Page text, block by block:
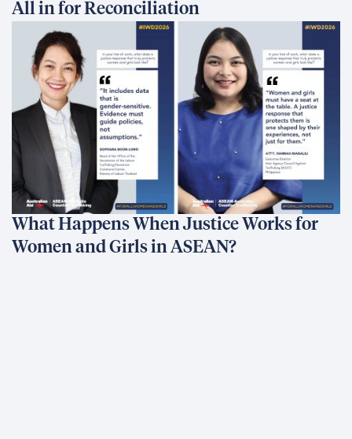
All in for Reconciliation
What Happens When Justice Works for
Women and Girls in ASEAN?